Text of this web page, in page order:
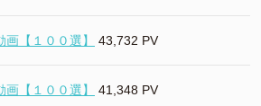
【１００選】 43,732 PV
【１００選】 41,348 PV